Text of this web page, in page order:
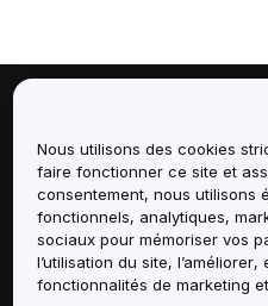
Services
Assistance
Produits
Nous utilisons des cookies
faire fonctionner ce site et
consentement, nous utilisons
fonctionnels, analytiques,
sociaux pour mémoriser vos
l’utilisation du site,
fonctionnalités de marketing